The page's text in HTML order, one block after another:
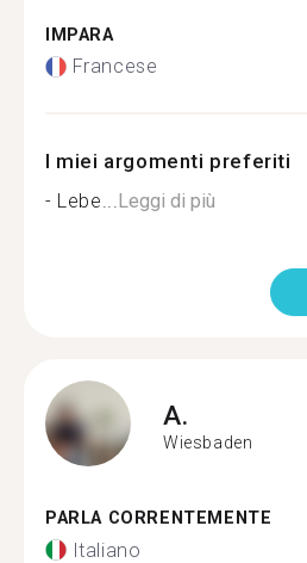
IMPARA
Francese
I miei argomenti preferiti
- Lebe...Leggi di più
A.
Wiesbaden
PARLA CORRENTEMENTE
Italiano